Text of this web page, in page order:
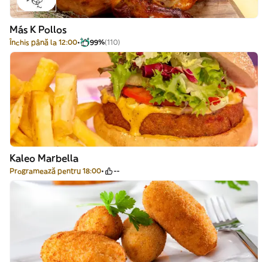
Más K Pollos
Închis până la 12:00 99%(110)
Kaleo Marbella
Programează pentru 18:00 --